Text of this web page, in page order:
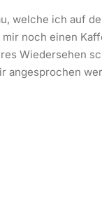
welche ich auf
noch einen
Wiedersehen
angesprochen